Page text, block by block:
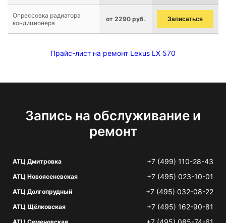
Опрессовка радиатора
кондиционера
от 2290 руб. Записаться
Прайс-лист на ремонт Lexus LX 570
Запись на обслуживание и
ремонт
АТЦ Дмитровка +7 (499) 110-28-43
АТЦ Новоясеневская +7 (495) 023-10-01
АТЦ Долгопрудный +7 (495) 032-08-22
АТЦ Щёлковская +7 (495) 162-90-81